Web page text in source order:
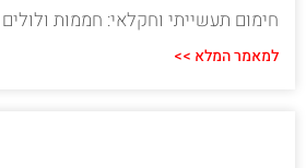
חימום תעשייתי וחקלאי: חממות ולולים
למאמר המלא >>